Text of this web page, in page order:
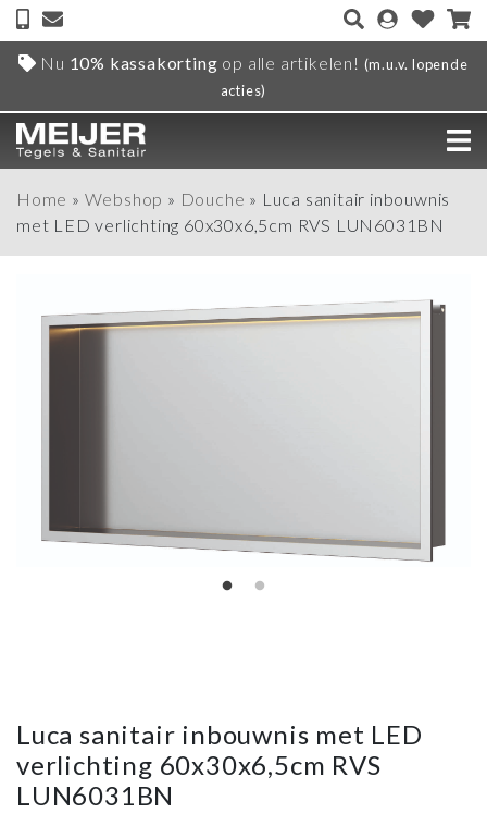
Nu 10% kassakorting op alle artikelen! (m.u.v. lopende
acties)
Home » Webshop » Douche » Luca sanitair inbouwnis
met LED verlichting 60x30x6,5cm RVS LUN6031BN
Luca sanitair inbouwnis met LED
verlichting 60x30x6,5cm RVS
LUN6031BN